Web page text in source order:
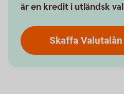
är en kredit i utländsk
Skaffa Valutalån